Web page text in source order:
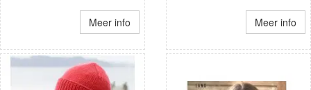
Meer info Meer info